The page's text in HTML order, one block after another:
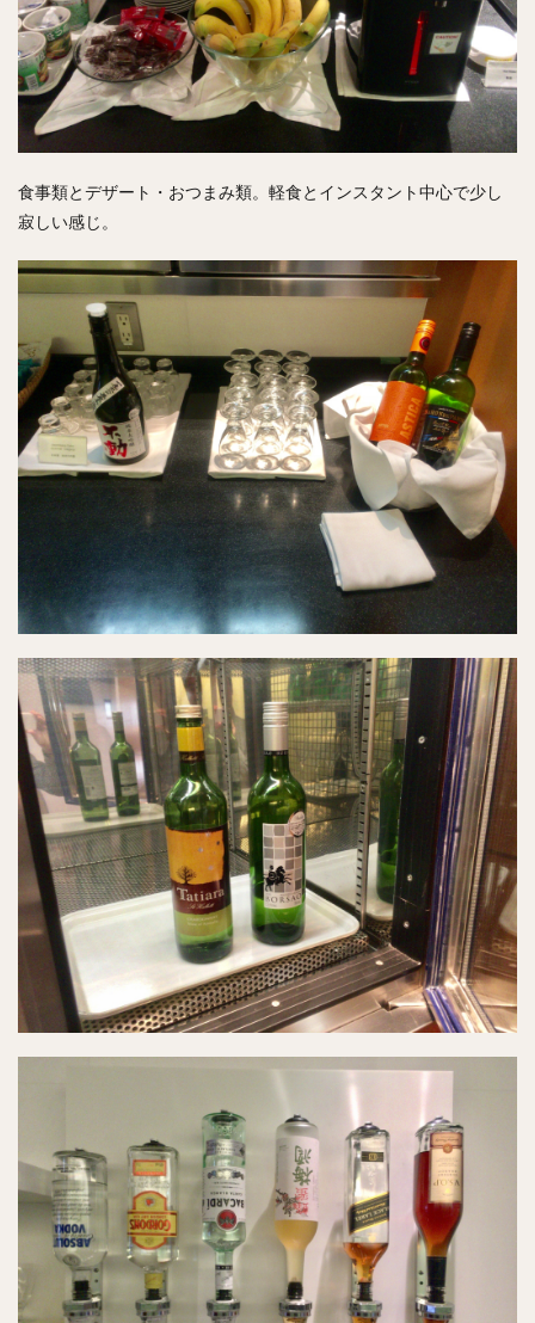
食事類とデザート・おつまみ類。軽食とインスタント中心で少し
寂しい感じ。